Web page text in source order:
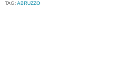
TAG: ABRUZZO